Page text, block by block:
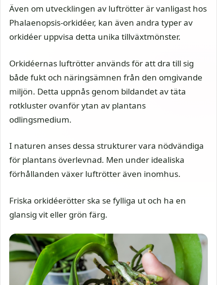
Även om utvecklingen av luftrötter är vanligast hos
Phalaenopsis-orkidéer, kan även andra typer av
orkidéer uppvisa detta unika tillväxtmönster.
Orkidéernas luftrötter används för att dra till sig
både fukt och näringsämnen från den omgivande
miljön. Detta uppnås genom bildandet av täta
rotkluster ovanför ytan av plantans
odlingsmedium.
I naturen anses dessa strukturer vara nödvändiga
för plantans överlevnad. Men under idealiska
förhållanden växer luftrötter även inomhus.
Friska orkidéerötter ska se fylliga ut och ha en
glansig vit eller grön färg.